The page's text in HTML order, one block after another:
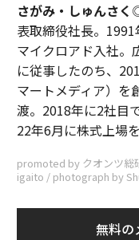
さがみ・しゅんさく
表取締役社長。1991
マイクロアド入社。
に従事したのち、
マートメディア）を
渡。2018年に2社目
22年6月に株式上場を
promoted by クオンツ総
igaito / photograph by
無料の